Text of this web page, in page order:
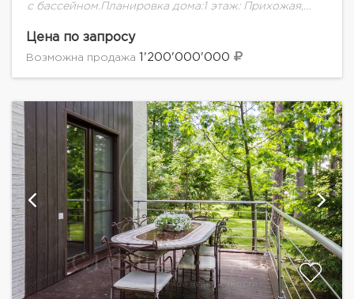
с бассейном.Планировка дома:1 этаж: Прихожая,
кухня , гостевая спальня с с/у, СПА зона: бассейн...
Цена по запросу
Возможна продажа 1'200'000'000